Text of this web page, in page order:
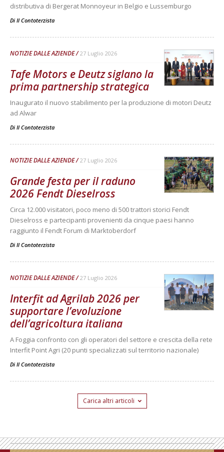
distributiva di Bergerat Monnoyeur in Belgio e Lussemburgo
Di Il Contoterzista
NOTIZIE DALLE AZIENDE 27 Luglio 2026
Tafe Motors e Deutz siglano la
prima partnership strategica
Inaugurato il nuovo stabilimento per la produzione di motori Deutz
ad Alwar
Di Il Contoterzista
NOTIZIE DALLE AZIENDE 27 Luglio 2026
Grande festa per il raduno
2026 Fendt Dieselross
Circa 12.000 visitatori, poco meno di 500 trattori storici Fendt
Dieselross e partecipanti provenienti da cinque paesi hanno
raggiunto il Fendt Forum di Marktoberdorf
Di Il Contoterzista
NOTIZIE DALLE AZIENDE 27 Luglio 2026
Interfit ad Agrilab 2026 per
supportare l’evoluzione
dell’agricoltura italiana
A Foggia confronto con gli operatori del settore e crescita della rete
Interfit Point Agri (20 punti specializzati sul territorio nazionale)
Di Il Contoterzista
Carica altri articoli